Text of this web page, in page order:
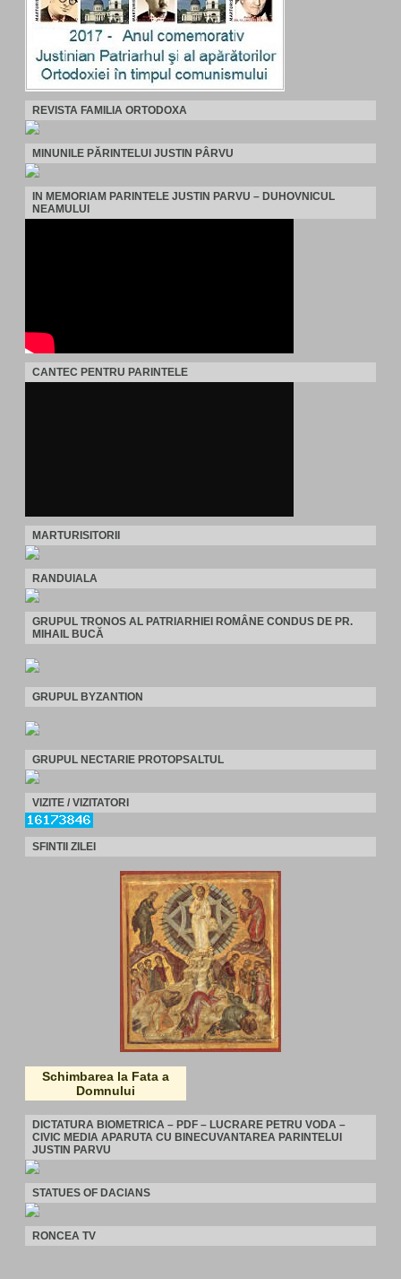
REVISTA FAMILIA ORTODOXA
MINUNILE PĂRINTELUI JUSTIN PÂRVU
IN MEMORIAM PARINTELE JUSTIN PARVU – DUHOVNICUL
NEAMULUI
CANTEC PENTRU PARINTELE
MARTURISITORII
RANDUIALA
GRUPUL TRONOS AL PATRIARHIEI ROMÂNE CONDUS DE PR.
MIHAIL BUCĂ
GRUPUL BYZANTION
GRUPUL NECTARIE PROTOPSALTUL
VIZITE / VIZITATORI
SFINTII ZILEI
Schimbarea la Fata a
Domnului
DICTATURA BIOMETRICA – PDF – LUCRARE PETRU VODA –
CIVIC MEDIA APARUTA CU BINECUVANTAREA PARINTELUI
JUSTIN PARVU
STATUES OF DACIANS
RONCEA TV